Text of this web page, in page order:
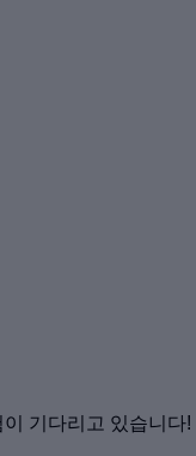
기다리고 있습니다!